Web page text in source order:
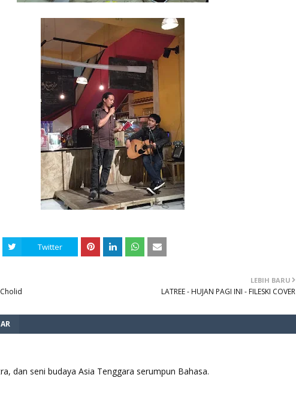
Twitter
LEBIH BARU
LATREE - HUJAN PAGI INI - FILESKI COVER
dan seni budaya Asia Tenggara serumpun Bahasa.